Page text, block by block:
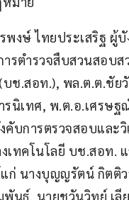
พงษ์ ไทยประเสริฐ ผู้
รตำรวจสืบสวนสอบ
(บช.สอท.), พล.ต.ต.ชั
รนิเทศ, พ.ต.อ.เศรษ
บการตรวจสอบและวิ
เทคโนโลยี บช.สอท.
แก่ นางบุญญรัตน์ กิตติ
พันธ์, นายชวันวิทย์ เลี